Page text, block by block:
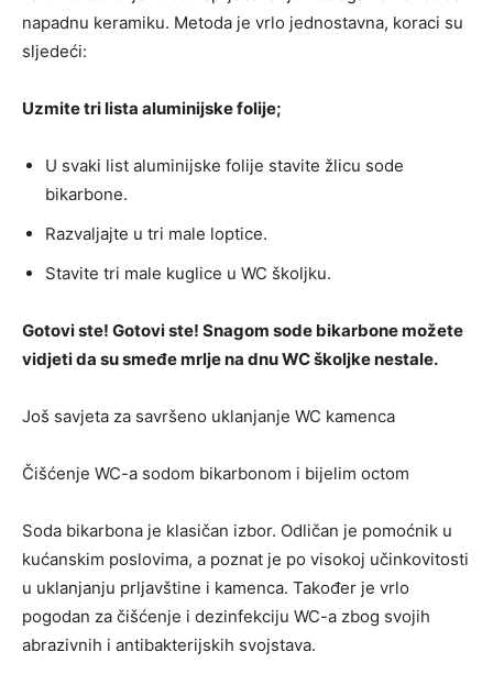
napadnu keramiku. Metoda je vrlo jednostavna, koraci su
sljedeći:
Uzmite tri lista aluminijske folije;
U svaki list aluminijske folije stavite žlicu sode
bikarbone.
Razvaljajte u tri male loptice.
Stavite tri male kuglice u WC školjku.
Gotovi ste! Gotovi ste! Snagom sode bikarbone možete
vidjeti da su smeđe mrlje na dnu WC školjke nestale.
Još savjeta za savršeno uklanjanje WC kamenca
Čišćenje WC-a sodom bikarbonom i bijelim octom
Soda bikarbona je klasičan izbor. Odličan je pomoćnik u
kućanskim poslovima, a poznat je po visokoj učinkovitosti
u uklanjanju prljavštine i kamenca. Također je vrlo
pogodan za čišćenje i dezinfekciju WC-a zbog svojih
abrazivnih i antibakterijskih svojstava.